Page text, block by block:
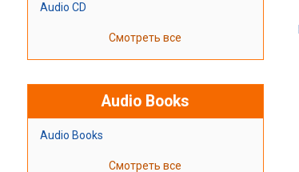
Audio CD
Смотреть все
Audio Books
Audio Books
Смотреть все